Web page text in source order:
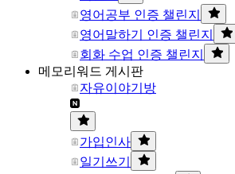
영어공부 인증 챌린지
영어말하기 인증 챌린지
회화 수업 인증 챌린지
메모리워드 게시판
자유이야기방
가입인사
일기쓰기